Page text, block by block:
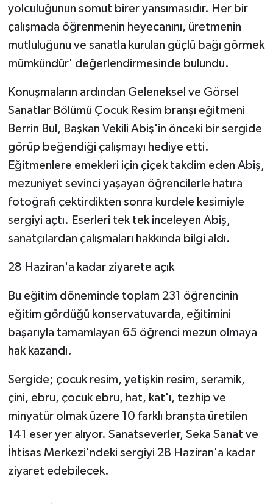
yolculuğunun somut birer yansımasıdır. Her bir
çalışmada öğrenmenin heyecanını, üretmenin
mutluluğunu ve sanatla kurulan güçlü bağı görmek
mümkündür' değerlendirmesinde bulundu.
Konuşmaların ardından Geleneksel ve Görsel
Sanatlar Bölümü Çocuk Resim branşı eğitmeni
Berrin Bul, Başkan Vekili Abiş'in önceki bir sergide
görüp beğendiği çalışmayı hediye etti.
Eğitmenlere emekleri için çiçek takdim eden Abiş,
mezuniyet sevinci yaşayan öğrencilerle hatıra
fotoğrafı çektirdikten sonra kurdele kesimiyle
sergiyi açtı. Eserleri tek tek inceleyen Abiş,
sanatçılardan çalışmaları hakkında bilgi aldı.
28 Haziran'a kadar ziyarete açık
Bu eğitim döneminde toplam 231 öğrencinin
eğitim gördüğü konservatuvarda, eğitimini
başarıyla tamamlayan 65 öğrenci mezun olmaya
hak kazandı.
Sergide; çocuk resim, yetişkin resim, seramik,
çini, ebru, çocuk ebru, hat, kat'ı, tezhip ve
minyatür olmak üzere 10 farklı branşta üretilen
141 eser yer alıyor. Sanatseverler, Seka Sanat ve
İhtisas Merkezi'ndeki sergiyi 28 Haziran'a kadar
ziyaret edebilecek.